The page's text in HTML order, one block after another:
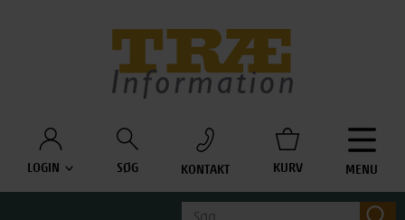
LOGIN SØG KONTAKT KURV MENU
Søg